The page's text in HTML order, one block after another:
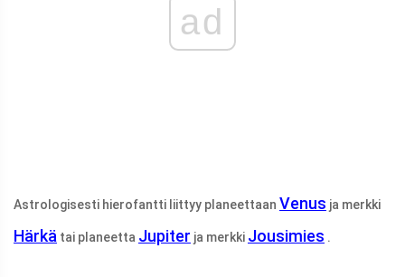
ad
Astrologisesti hierofantti liittyy planeettaan Venus ja merkki
Härkä tai planeetta Jupiter ja merkki Jousimies .